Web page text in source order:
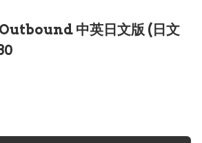
中英日文版 (日文